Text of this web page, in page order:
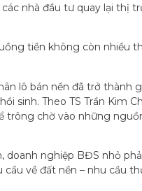
nhà đầu tư quay lại thị
tiền không còn nhiều
lô bán nền đã trở thành
sinh. Theo TS Trần Kim
chờ vào những
nghiệp BĐS nhỏ
về đất nền – nhu cầu